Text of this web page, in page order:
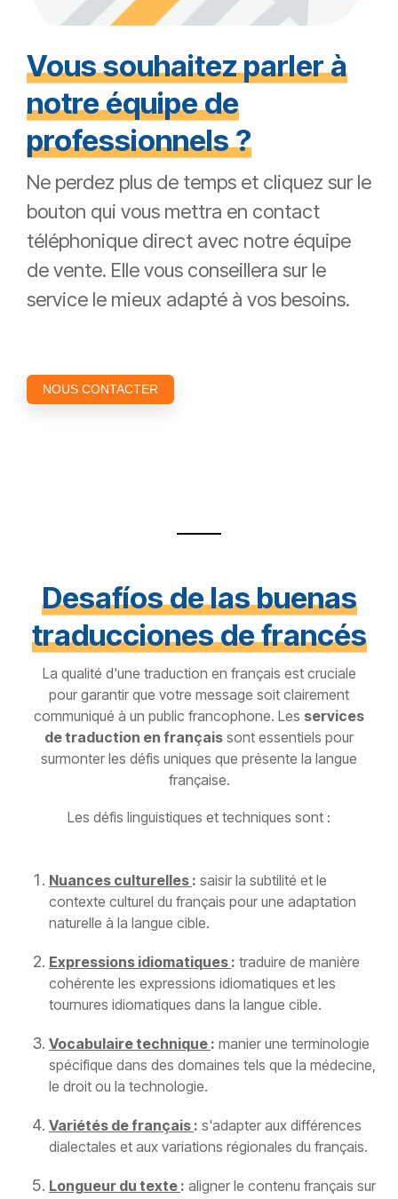
Vous souhaitez parler à
notre équipe de
professionnels ?
Ne perdez plus de temps et cliquez sur le
bouton qui vous mettra en contact
téléphonique direct avec notre équipe
de vente. Elle vous conseillera sur le
service le mieux adapté à vos besoins.
NOUS CONTACTER
Desafíos de las buenas
traducciones de francés
La qualité d'une traduction en français est cruciale
pour garantir que votre message soit clairement
communiqué à un public francophone. Les services
de traduction en français sont essentiels pour
surmonter les défis uniques que présente la langue
française.
Les défis linguistiques et techniques sont :
Nuances culturelles : saisir la subtilité et le
contexte culturel du français pour une adaptation
naturelle à la langue cible.
Expressions idiomatiques : traduire de manière
cohérente les expressions idiomatiques et les
tournures idiomatiques dans la langue cible.
Vocabulaire technique : manier une terminologie
spécifique dans des domaines tels que la médecine,
le droit ou la technologie.
Variétés de français : s'adapter aux différences
dialectales et aux variations régionales du français.
Longueur du texte : aligner le contenu français sur